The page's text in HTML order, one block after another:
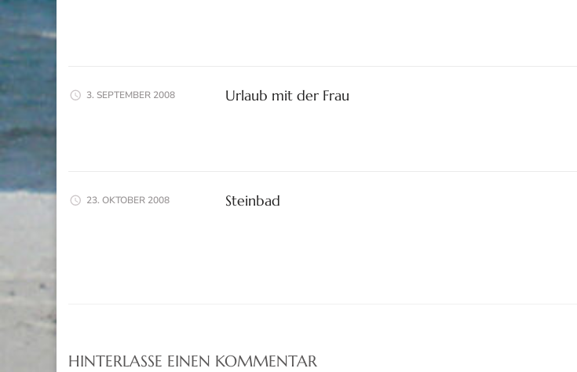
3. SEPTEMBER 2008 Urlaub mit der Frau
23. OKTOBER 2008 Steinbad
HINTERLASSE EINEN KOMMENTAR